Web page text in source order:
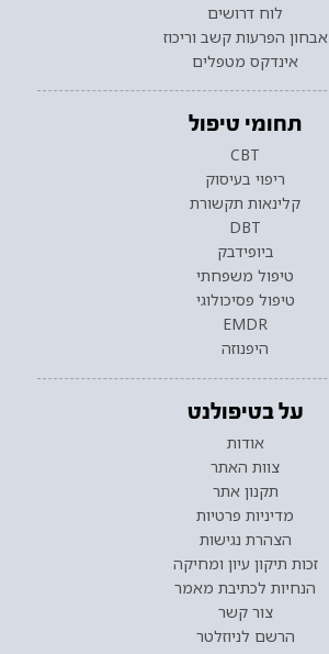
לוח דרושים
אבחון הפרעות קשב וריכוז
אינדקס מטפלים
תחומי טיפול
CBT
ריפוי בעיסוק
קלינאות תקשורת
DBT
ביופידבק
טיפול משפחתי
טיפול פסיכולוגי
EMDR
היפנוזה
על בטיפולנט
אודות
צוות האתר
תקנון אתר
מדיניות פרטיות
הצהרת נגישות
זכות תיקון עיון ומחיקה
הנחיות לכתיבת מאמר
צור קשר
הרשם לניוזלטר